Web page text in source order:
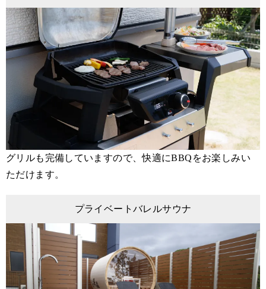
グリルも完備していますので、快適にBBQをお楽しみい
ただけます。
プライベートバレルサウナ